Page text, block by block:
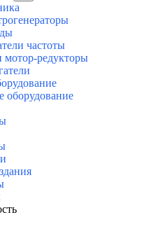
частоты
мотор-редукторы
оборудование